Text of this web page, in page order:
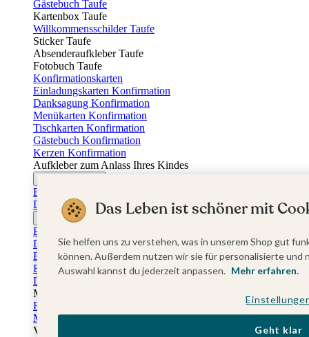
Gästebuch Taufe
Kartenbox Taufe
Willkommensschilder Taufe
Sticker Taufe
Absenderaufkleber Taufe
Fotobuch Taufe
Konfirmationskarten
Einladungskarten Konfirmation
Danksagung Konfirmation
Menükarten Konfirmation
Tischkarten Konfirmation
Gästebuch Konfirmation
Kerzen Konfirmation
Aufkleber zum Anlass Ihres Kindes
Einladungskarten Firmung
Dankeskarten Firmung
Jugendweihekarten
Einladungskarten Jugendweihe
Dankeskarten Jugendweihe
Einschulungskarten
Einladungskarten Einschulung
Danksagung Einschulung
Muttertag
Fotogeschenke Muttertag
Muttertagskarten
Vatertag
Das Leben ist schöner mit
Sie helfen uns zu verstehen, was in unserem Shop gut
können. Außerdem nutzen wir sie für personalisierte
Auswahl kannst du jederzeit anpassen. Mehr erfahren.
Geht klar